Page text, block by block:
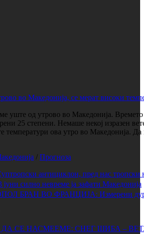
во Македонија, се мерат високи
уште од утрово во Македонија. Времето
25 степени. Немаше некој изразен
температури ова утро во Македонија.
/ Прогноза
антициклон, пред нас тропски
силно невреме ја зафати Македонија
БРАН ВО ФРАНЦИЈА: Измерени дури
ДА СЕ НАСМЕЕМЕ: СНЕГ ШИБА –